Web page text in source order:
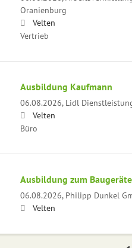
Oranienburg
Velten
Vertrieb
Ausbildung Kaufmann
06.08.2026, Lidl
Velten
Büro
Ausbildung zum
06.08.2026, Philipp Dunkel
Velten